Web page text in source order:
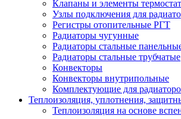
Клапаны и элементы
Узлы подключения для
Регистры отопительные РГТ
Радиаторы чугунные
Радиаторы стальные
Радиаторы стальные трубчатые
Конвекторы
Конвекторы внутрипольные
Комплектующие для
Теплоизоляция, уплотнения,
Теплоизоляция на основе